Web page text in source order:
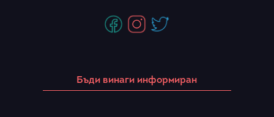
Бъди винаги информиран